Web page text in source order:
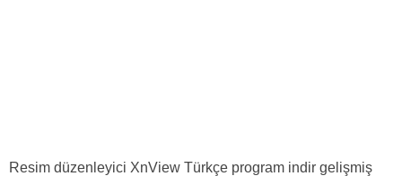
Resim düzenleyici XnView Türkçe program indir gelişmiş